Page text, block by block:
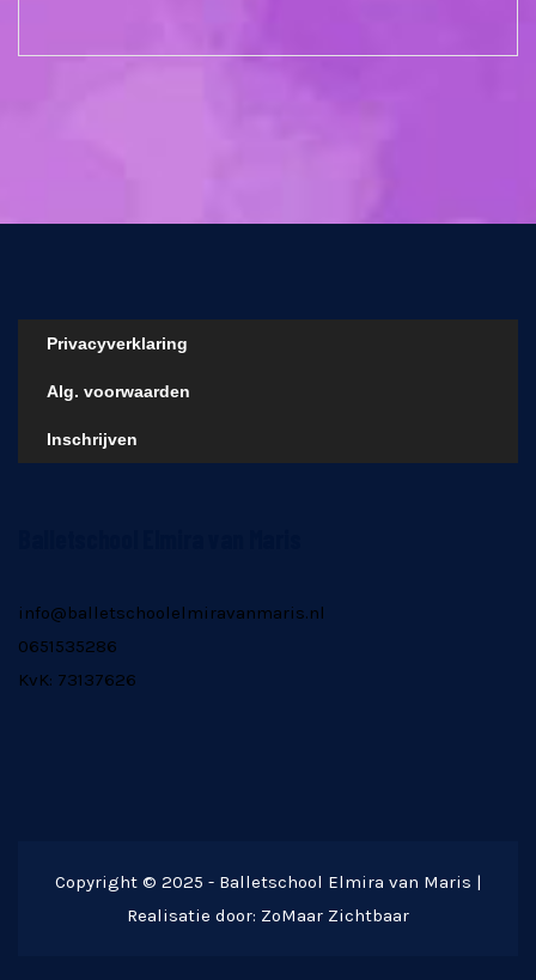
Privacyverklaring
Alg. voorwaarden
Inschrijven
info@balletschoolelmiravanmaris.nl
0651535286
KvK: 73137626
Copyright © 2025 - Balletschool Elmira van Maris |
Realisatie door: ZoMaar Zichtbaar